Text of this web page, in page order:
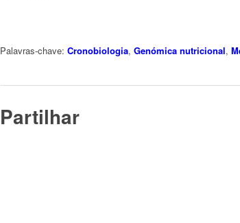
Palavras-chave: Cronobiologia, Genómica nutricional,
Partilhar